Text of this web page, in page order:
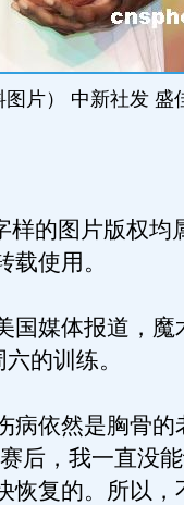
图片） 中新社发 盛
的图片版权均
使用。
媒体报道，魔
的训练。
依然是胸骨的
后，我一直没
恢复的。所以，